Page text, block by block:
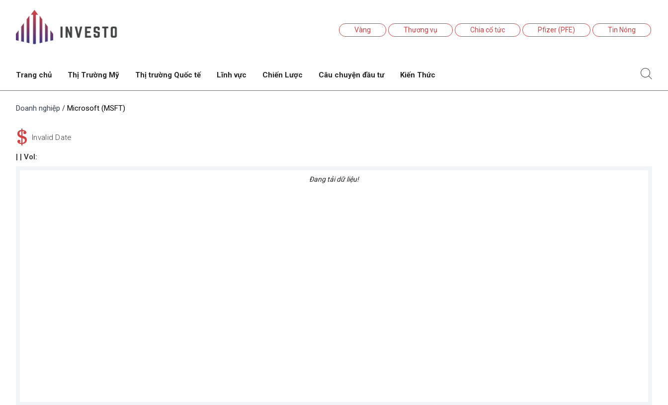
Vàng Thương vụ Chia cổ tức Pfizer (PFE) Tin Nóng
Trang chủ Thị Trường Mỹ Thị trường Quốc tế Lĩnh vực Chiến Lược Câu chuyện đầu tư Kiến Thức
Doanh nghiệp / Microsoft (MSFT)
$ Invalid Date
| | Vol:
Đang tải dữ liệu!